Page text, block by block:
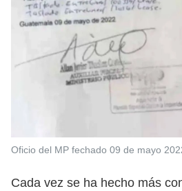
Oficio del MP fechado 09 de mayo
Cada vez se ha hecho más